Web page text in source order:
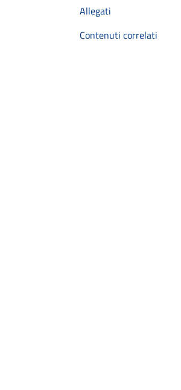
Allegati
Contenuti correlati